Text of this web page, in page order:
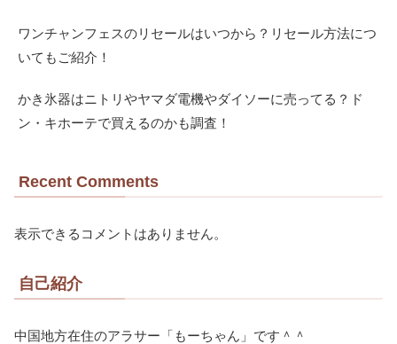
ワンチャンフェスのリセールはいつから？リセール方法につ
いてもご紹介！
かき氷器はニトリやヤマダ電機やダイソーに売ってる？ド
ン・キホーテで買えるのかも調査！
Recent Comments
表示できるコメントはありません。
自己紹介
中国地方在住のアラサー「もーちゃん」です＾＾